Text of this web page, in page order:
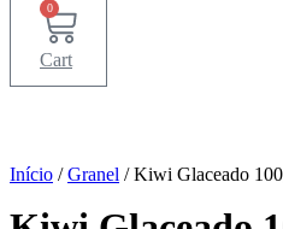
0
Cart
Início /Granel / Kiwi Glaceado